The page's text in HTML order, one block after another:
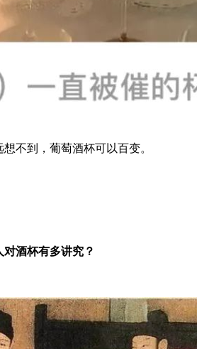
不到，葡萄酒杯可以百变。
对酒杯有多讲究？